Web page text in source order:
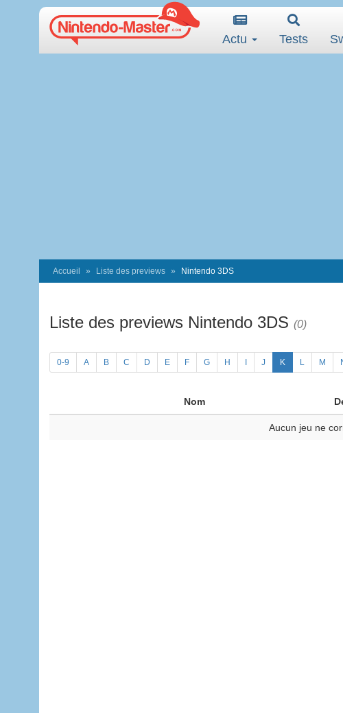
Actu Tests
Accueil Liste des previews Nintendo 3DS
Liste des previews Nintendo 3DS (0)
0-9 A B C D E F G H J K L M
Nom
Aucun jeu ne